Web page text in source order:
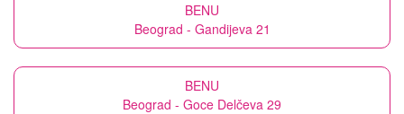
BENU
Beograd - Gandijeva 21
BENU
Beograd - Goce Delčeva 29